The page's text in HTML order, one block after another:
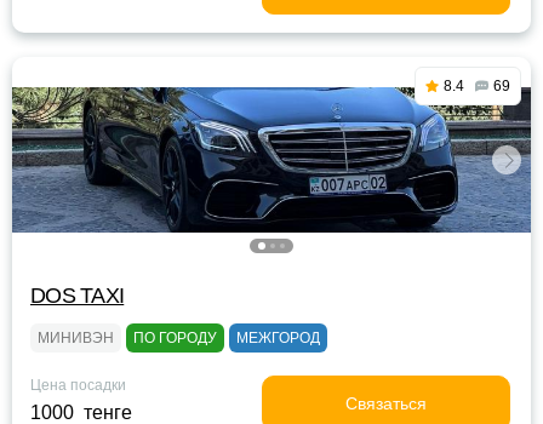
8.4 69
DOS TAXI
МИНИВЭН ПО ГОРОДУ МЕЖГОРОД
Цена посадки
1000 тенге Связаться